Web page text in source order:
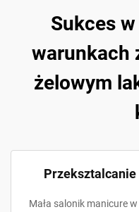
Sukces
warunkach
żelowym
Mała salonik manicure